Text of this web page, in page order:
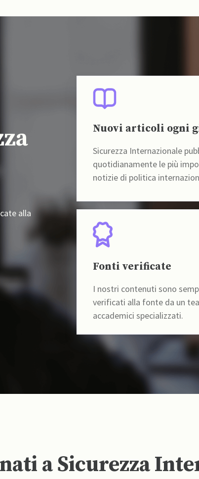
alla
Nuovi articoli ogni
Sicurezza Internazionale
quotidianamente le più
notizie di politica
Fonti verificate
I nostri contenuti sono
verificati alla fonte da un
accademici specializzati.
a Sicurezza